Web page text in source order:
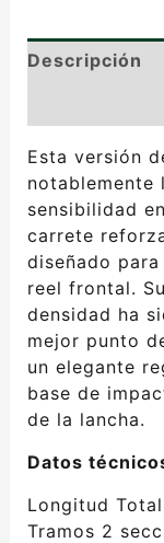
Descripción
Esta versión
notablemente
sensibilidad
carrete
diseñado
reel frontal.
densidad ha
mejor punto
un elegante
base de
de la lancha.
Datos
Longitud
Tramos 2